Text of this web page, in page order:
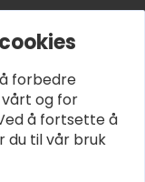
forbedre
og for
å fortsette å
du til vår bruk